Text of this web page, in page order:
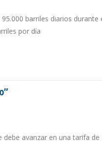
barriles diarios durante
por día
avanzar en una tarifa de